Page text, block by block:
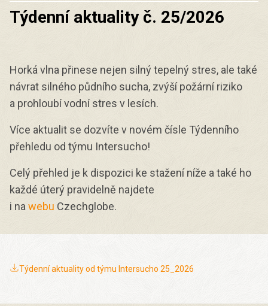
Týdenní aktuality č. 25/2026
Horká vlna přinese nejen silný tepelný stres, ale také
návrat silného půdního sucha, zvýší požární riziko
a prohloubí vodní stres v lesích.
Více aktualit se dozvíte v novém čísle Týdenního
přehledu od týmu Intersucho!
Celý přehled je k dispozici ke stažení níže a také ho
každé úterý pravidelně najdete
i na webu Czechglobe.
Týdenní aktuality od týmu Intersucho 25_2026